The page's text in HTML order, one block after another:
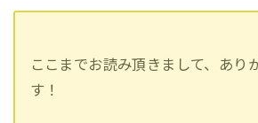
ここまでお読み頂きまして、あり
す！